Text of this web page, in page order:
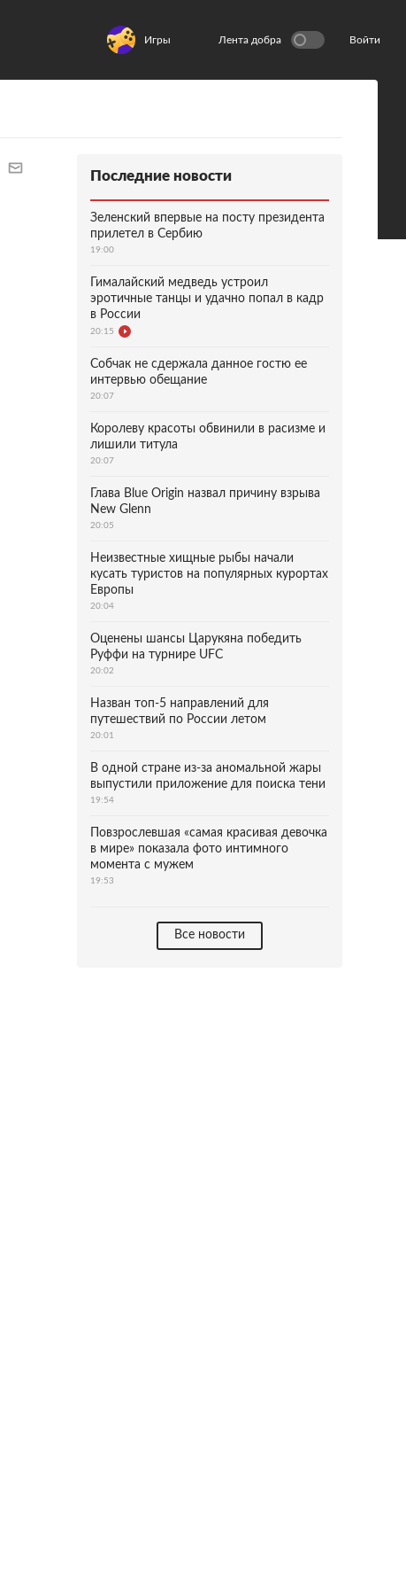
Игры Лента добра Войти
Последние новости
Зеленский впервые на посту президента
прилетел в Сербию
19:00
Гималайский медведь устроил
эротичные танцы и удачно попал в кадр
в России
20:15
Собчак не сдержала данное гостю ее
интервью обещание
20:07
Королеву красоты обвинили в расизме и
лишили титула
20:07
Глава Blue Origin назвал причину взрыва
New Glenn
20:05
Неизвестные хищные рыбы начали
кусать туристов на популярных курортах
Европы
20:04
Оценены шансы Царукяна победить
Руффи на турнире UFC
20:02
Назван топ-5 направлений для
путешествий по России летом
20:01
В одной стране из-за аномальной жары
выпустили приложение для поиска тени
19:54
Повзрослевшая «самая красивая девочка
в мире» показала фото интимного
момента с мужем
19:53
Все новости